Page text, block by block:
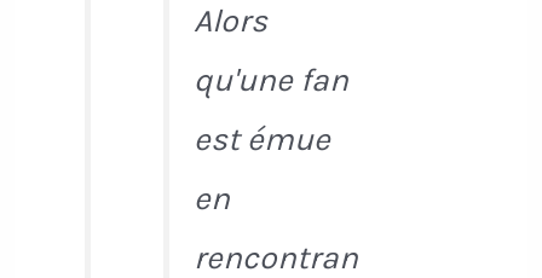
Alors
qu'une fan
est émue
en
rencontran